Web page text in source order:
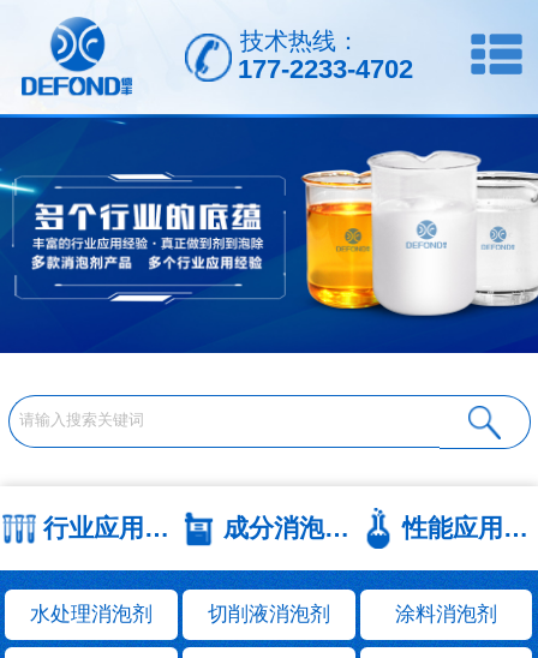
技术热线：
177-2233-4702
行业应用系列
水处理消泡剂 切削液消泡剂 涂料消泡剂
成分消泡剂系列 性能应用系列